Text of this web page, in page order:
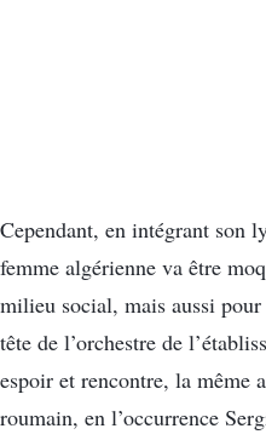
Cependant, en intégrant son
femme algérienne va être
milieu social, mais aussi
tête de l’orchestre de
espoir et rencontre, la même
roumain, en l’occurrence